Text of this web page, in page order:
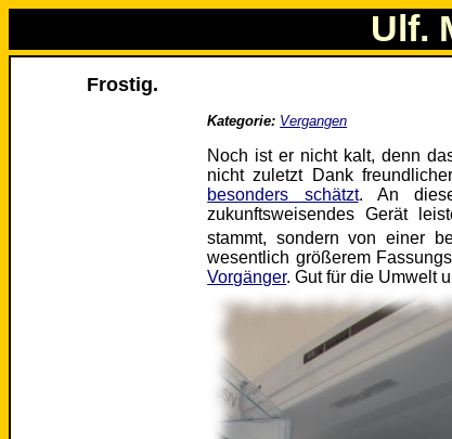
Ulf.
Frostig.
Kategorie: Vergangen
Noch ist er nicht kalt, denn
nicht zuletzt Dank
besonders schätzt. An
zukunftsweisendes Gerät
stammt, sondern von einer
wesentlich größerem
Vorgänger. Gut für die Umwelt